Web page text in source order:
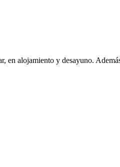
alojamiento y desayuno.